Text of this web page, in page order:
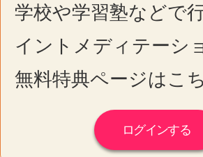
学校や学習塾などで
イントメディテーシ
無料特典ページはこ
ログインする